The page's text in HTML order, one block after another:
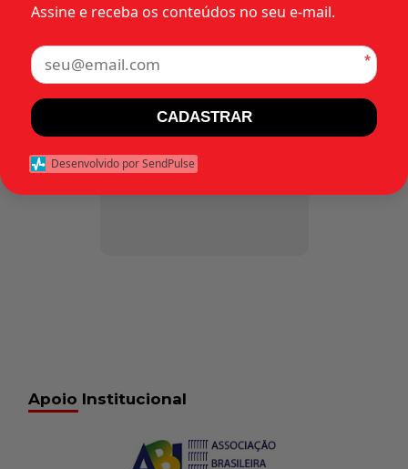
Apelação 40.802
(RJ) – julgados em
12 de abril de 1975
Apoio Institucional
Assine e receba os conteúdos no seu e-mail.
*
CADASTRAR
Desenvolvido por SendPulse